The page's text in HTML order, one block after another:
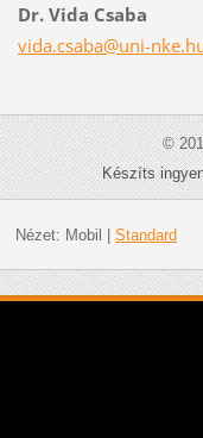
Dr. Vida Csaba
vida.csaba@uni-n
©
Készíts
Nézet: Mobil Standard